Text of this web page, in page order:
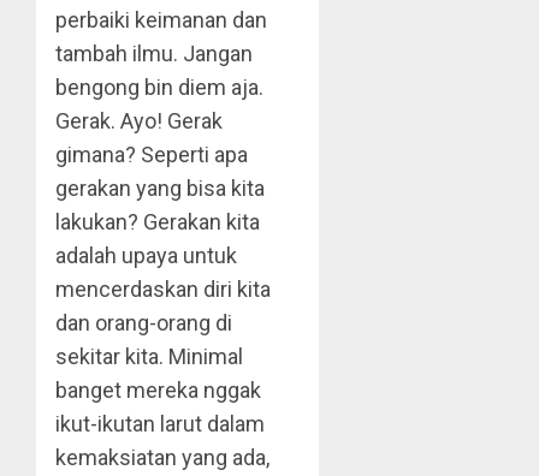
perbaiki keimanan dan
tambah ilmu. Jangan
bengong bin diem aja.
Gerak. Ayo! Gerak
gimana? Seperti apa
gerakan yang bisa kita
lakukan? Gerakan kita
adalah upaya untuk
mencerdaskan diri kita
dan orang-orang di
sekitar kita. Minimal
banget mereka nggak
ikut-ikutan larut dalam
kemaksiatan yang ada,